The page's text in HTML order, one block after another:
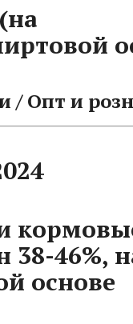
/ Опт и
38-46%,
основе